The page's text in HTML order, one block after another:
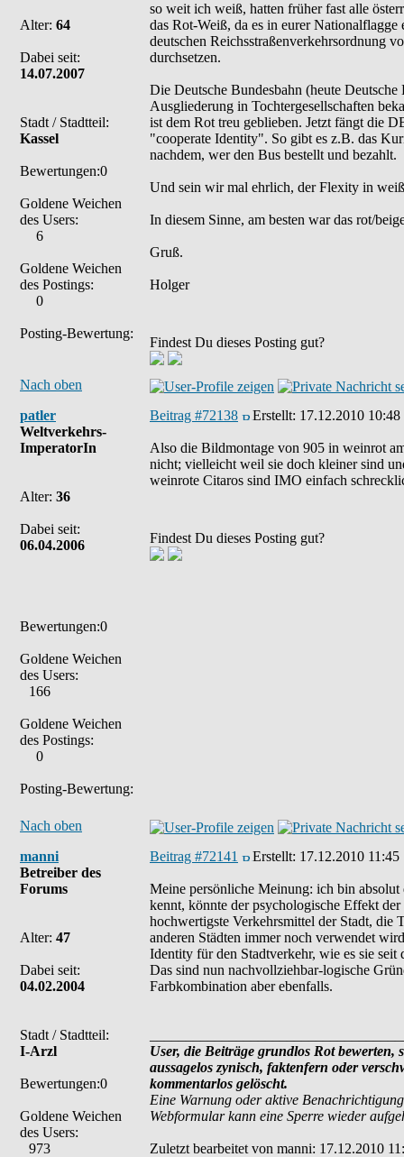
Alter: 64
Dabei seit:
14.07.2007
Stadt / Stadtteil:
Kassel
Bewertungen:0
Goldene Weichen
des Users:
6
Goldene Weichen
des Postings:
0
Posting-Bewertung:
so weit ich weiß, hatten früher fast alle
das Rot-Weiß, da es in eurer
deutschen Reichsstraßenverkehrsordnung
durchsetzen.
Die Deutsche Bundesbahn (heute
Ausgliederung in Tochtergesellschaften
ist dem Rot treu geblieben. Jetzt fängt die
"cooperate Identity". So gibt es z.B. das
nachdem, wer den Bus bestellt und bezahlt.
Und sein wir mal ehrlich, der Flexity in
In diesem Sinne, am besten war das rot/
Gruß.
Holger
Findest Du dieses Posting gut?
Nach oben
patler
Weltverkehrs-
ImperatorIn
Alter: 36
Dabei seit:
06.04.2006
Bewertungen:0
Goldene Weichen
des Users:
166
Goldene Weichen
des Postings:
0
Posting-Bewertung:
Beitrag #72138 Erstellt: 17.12.2010 10:48
Also die Bildmontage von 905 in weinrot
nicht; vielleicht weil sie doch kleiner sind
weinrote Citaros sind IMO einfach
Findest Du dieses Posting gut?
Nach oben
manni
Betreiber des
Forums
Alter: 47
Dabei seit:
04.02.2004
Stadt / Stadtteil:
I-Arzl
Bewertungen:0
Goldene Weichen
des Users:
973
Beitrag #72141 Erstellt: 17.12.2010 11:45
Meine persönliche Meinung: ich bin
kennt, könnte der psychologische Effekt
hochwertigste Verkehrsmittel der Stadt, die
anderen Städten immer noch verwendet
Identity für den Stadtverkehr, wie es sie
Das sind nun nachvollziehbar-logische
Farbkombination aber ebenfalls.
User, die Beiträge grundlos Rot
aussagelos zynisch, faktenfern oder
kommentarlos gelöscht.
Eine Warnung oder aktive
Webformular kann eine Sperre wieder
Zuletzt bearbeitet von manni: 17.12.2010